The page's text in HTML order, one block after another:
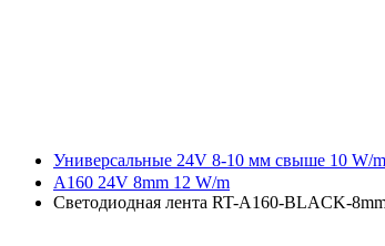
Универсальные 24V 8-10 мм свыше 10 W/m
A160 24V 8mm 12 W/m
Светодиодная лента RT-A160-BLACK-